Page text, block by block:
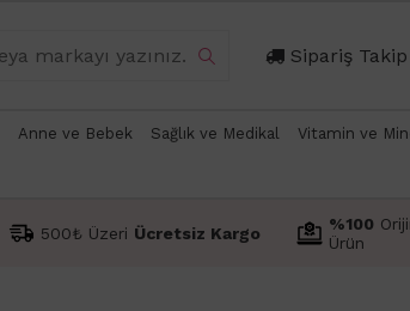
Sipariş Takip
Anne ve Bebek Sağlık ve Medikal Vitamin ve
500₺ Üzeri Ücretsiz Kargo %100
Ürün